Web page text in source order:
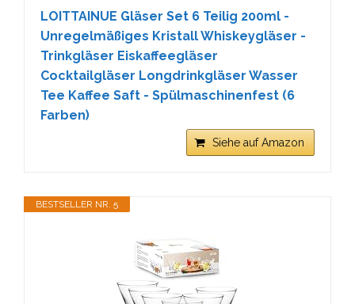
LOITTAINUE Gläser Set 6 Teilig 200ml -
Unregelmäßiges Kristall Whiskeygläser -
Trinkgläser Eiskaffeegläser
Cocktailgläser Longdrinkgläser Wasser
Tee Kaffee Saft - Spülmaschinenfest (6
Farben)
Siehe auf Amazon
BESTSELLER NR. 5